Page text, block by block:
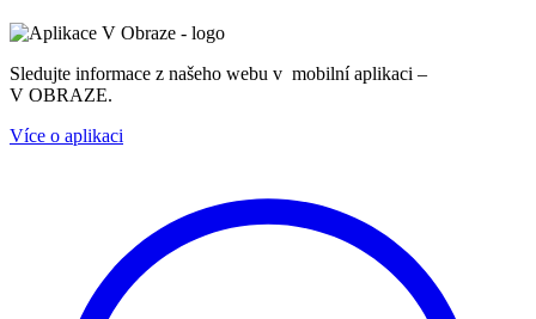
Sledujte informace z našeho webu v mobilní aplikaci –
V OBRAZE.
Více o aplikaci